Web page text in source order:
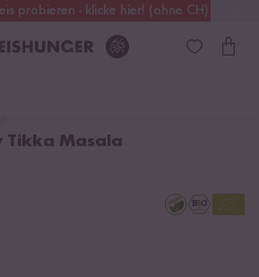
probieren - klicke hier! (ohne CH)
Alle Zölle & Steuern inklusive
Tikka Masala